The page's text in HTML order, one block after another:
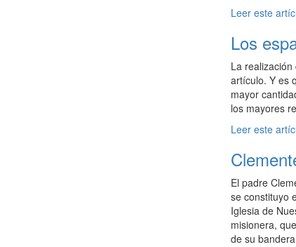
Leer este
Los
La
artículo. Y es
mayor
los mayores
Leer este
El padre
se constituyo
Iglesia de
misionera,
de su